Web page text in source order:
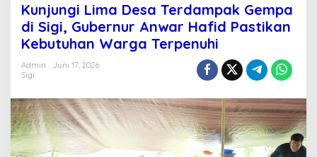
n
j
u
n
g
i
m
a
D
e
Kunjungi Lima Desa Terdampak Gempa
di Sigi, Gubernur Anwar Hafid Pastikan
Kebutuhan Warga Terpenuhi
Admin
Juni 17, 2026
Sigi